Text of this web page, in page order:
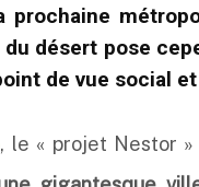
prochaine
désert pose
de vue social
, le « projet Nestor »